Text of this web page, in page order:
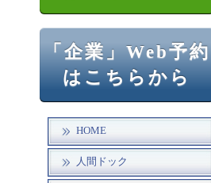
「企業」Web予約
はこちらから
HOME
人間ドック